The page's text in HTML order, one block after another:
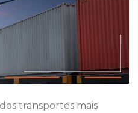
transportes mais